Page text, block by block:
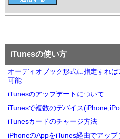
iTunesの使い方
オーディオブック形式に指定すれ
可能
iTunesのアップデートについて
iTunesで複数のデバイス
iTunesカードのチャージ方法
iPhoneのAppをiTunes経由でアップ